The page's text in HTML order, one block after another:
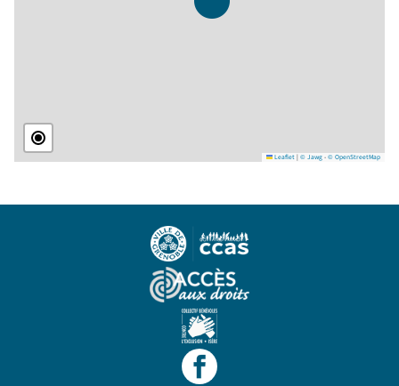
Leaflet|© Jawg-© OpenStreetMap